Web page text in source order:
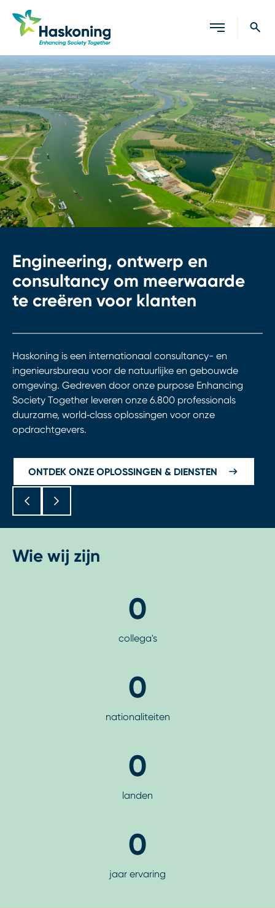
Sluiten
Engineering, ontwerp en
consultancy om meerwaarde
te creëren voor klanten
Haskoning is een internationaal consultancy- en
ingenieursbureau voor de natuurlijke en gebouwde
omgeving. Gedreven door onze purpose Enhancing
Society Together leveren onze 6.800 professionals
duurzame, world‑class oplossingen voor onze
opdrachtgevers.
ONTDEK ONZE OPLOSSINGEN & DIENSTEN
Wie wij zijn
0
collega's
0
nationaliteiten
0
landen
0
jaar ervaring